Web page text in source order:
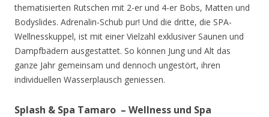
thematisierten Rutschen mit 2-er und 4-er Bobs, Matten und
Bodyslides. Adrenalin-Schub pur! Und die dritte, die SPA-
Wellnesskuppel, ist mit einer Vielzahl exklusiver Saunen und
Dampfbädern ausgestattet. So können Jung und Alt das
ganze Jahr gemeinsam und dennoch ungestört, ihren
individuellen Wasserplausch geniessen.
Splash & Spa Tamaro – Wellness und Spa